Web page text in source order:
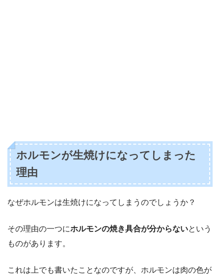
ホルモンが生焼けになってしまった
理由
なぜホルモンは生焼けになってしまうのでしょうか？
その理由の一つにホルモンの焼き具合が分からないという
ものがあります。
これは上でも書いたことなのですが、ホルモンは肉の色が